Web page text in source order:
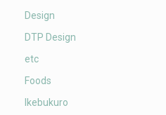
Design
DTP Design
etc
Foods
Ikebukuro